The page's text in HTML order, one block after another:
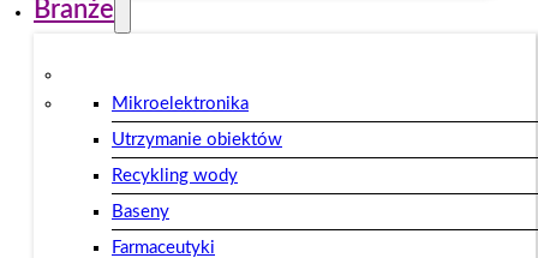
Branże
Mikroelektronika
Utrzymanie obiektów
Recykling wody
Baseny
Farmaceutyki